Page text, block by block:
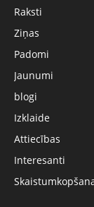
Raksti
Ziņas
Padomi
Jaunumi
blogi
Izklaide
Attiecības
Interesanti